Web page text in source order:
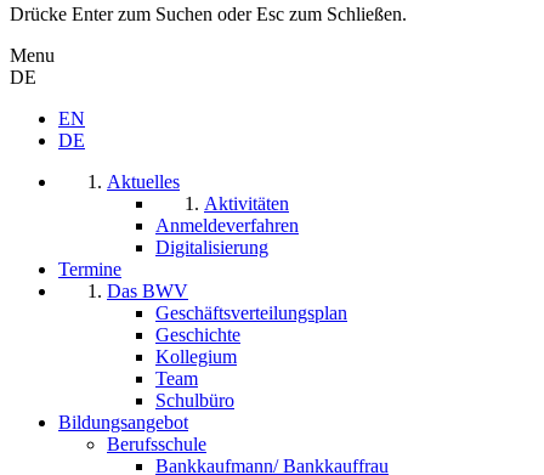
Drücke Enter zum Suchen oder Esc zum Schließen.
Menu
DE
EN
DE
Aktuelles
Aktivitäten
Anmeldeverfahren
Digitalisierung
Termine
Das BWV
Geschäftsverteilungsplan
Geschichte
Kollegium
Team
Schulbüro
Bildungsangebot
Berufsschule
Bankkaufmann/ Bankkauffrau